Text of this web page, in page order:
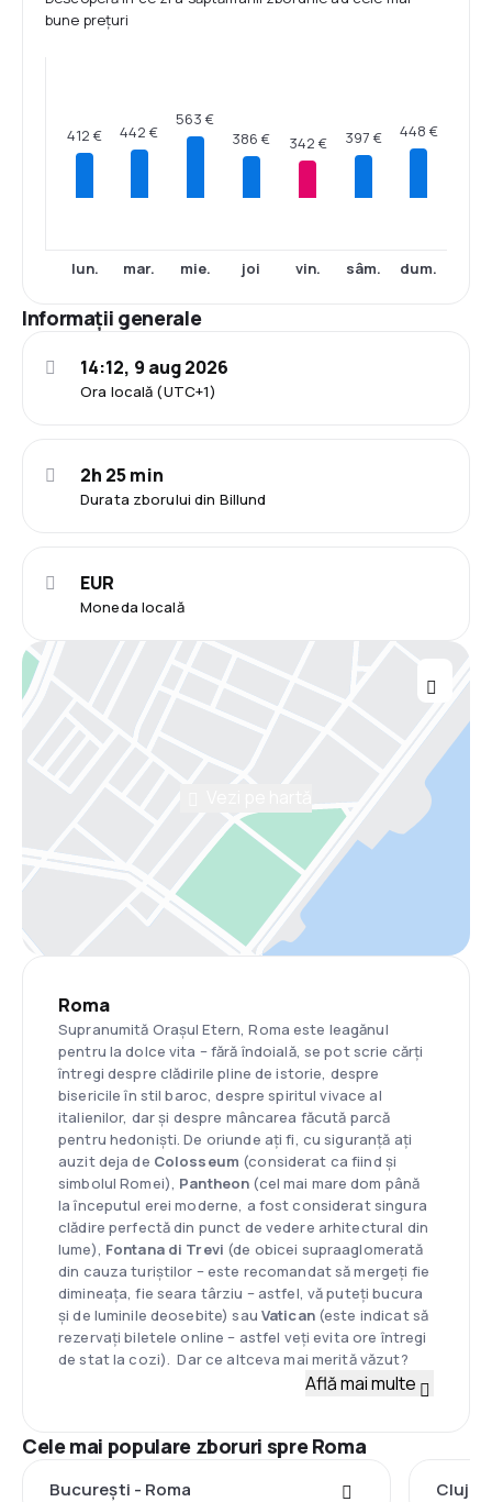
bune prețuri
412 €
lun.
442 €
mar.
563 €
mie.
386 €
joi
342 €
vin.
397 €
sâm.
448 €
dum.
Informații generale
Ora locală (UTC+1)
14:12, 9 aug 2026
Durata zborului din Billund
2h 25 min
Moneda locală
EUR
Roma
Supranumită Orașul Etern, Roma este leagănul
pentru la dolce vita – fără îndoială, se pot scrie cărți
întregi despre clădirile pline de istorie, despre
bisericile în stil baroc, despre spiritul vivace al
italienilor, dar și despre mâncarea făcută parcă
pentru hedoniști. De oriunde ați fi, cu siguranță ați
auzit deja de Colosseum (considerat ca fiind și
simbolul Romei), Pantheon (cel mai mare dom până
la începutul erei moderne, a fost considerat singura
clădire perfectă din punct de vedere arhitectural din
lume), Fontana di Trevi (de obicei supraaglomerată
din cauza turiștilor – este recomandat să mergeți fie
dimineața, fie seara târziu – astfel, vă puteți bucura
și de luminile deosebite) sau Vatican (este indicat să
rezervați biletele online – astfel veți evita ore întregi
de stat la cozi). Dar ce altceva mai merită văzut?
Află mai multe
Cele mai populare zboruri spre Roma
București - Roma Cluj-